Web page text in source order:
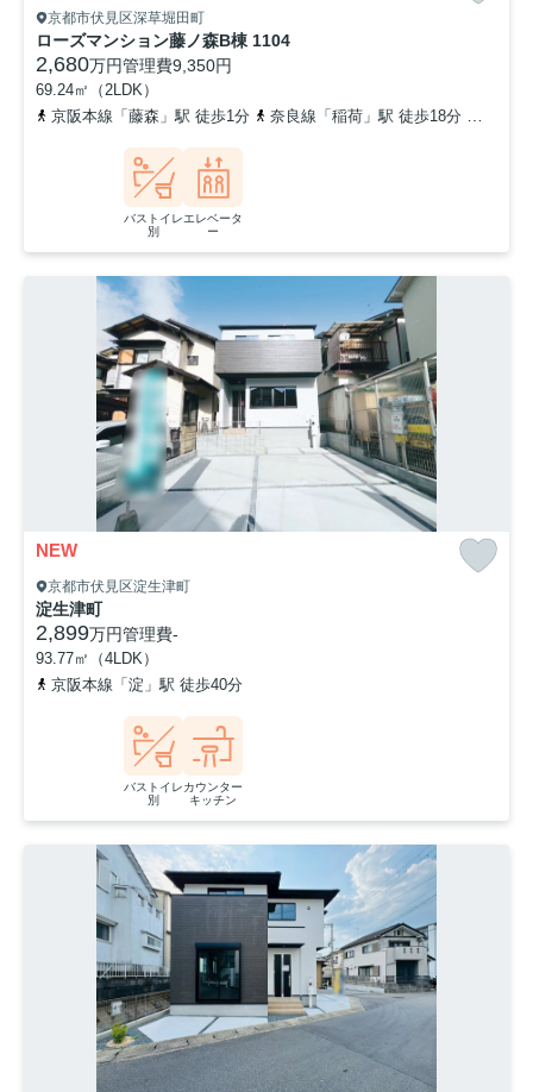
京都市伏見区深草堀田町
ローズマンション藤ノ森B棟 1104
2,680万円管理費9,350円
69.24㎡（2LDK）
京阪本線「藤森」駅 徒歩1分
奈良線「稲荷」駅 徒歩18分
バストイレ
別
エレベータ
ー
NEW
京都市伏見区淀生津町
淀生津町
2,899万円管理費-
93.77㎡（4LDK）
京阪本線「淀」駅 徒歩40分
バストイレ
別
カウンター
キッチン